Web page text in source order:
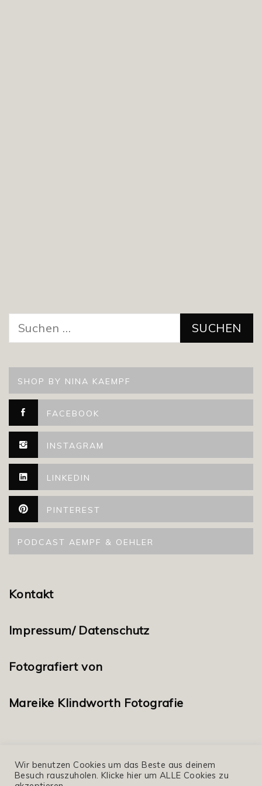
nach:
SHOP BY NINA KAEMPF
FACEBOOK
INSTAGRAM
LINKEDIN
PINTEREST
PODCAST AEMPF & OEHLER
Kontakt
Impressum/ Datenschutz
Fotografiert von
Mareike Klindworth Fotografie
Wir benutzen Cookies um das Beste aus deinem
Besuch rauszuholen. Klicke hier um ALLE Cookies zu